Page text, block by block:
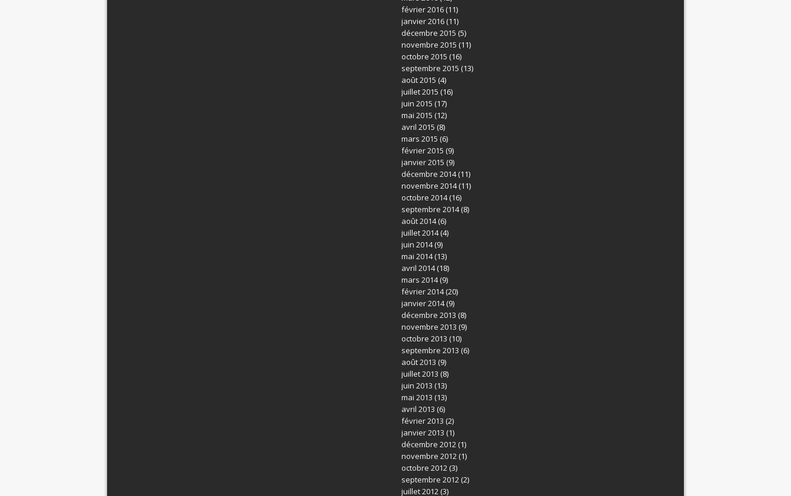
février 2016(11)
janvier 2016(11)
décembre 2015 (5)
novembre 2015 (11)
octobre 2015 (16)
septembre 2015 (13)
août 2015 (4)
juillet 2015 (16)
juin 2015 (17)
mai 2015 (12)
avril 2015 (8)
mars 2015 (6)
février 2015 (9)
janvier 2015 (9)
décembre 2014(11)
novembre 2014(11)
octobre 2014(16)
septembre 2014(8)
août 2014(6)
juillet 2014(4)
juin 2014(9)
mai 2014(13)
avril 2014(18)
mars 2014(9)
février 2014(20)
janvier 2014(9)
décembre 2013 (8)
novembre 2013 (9)
octobre 2013 (10)
septembre 2013 (6)
août 2013 (9)
juillet 2013 (8)
juin 2013 (13)
mai 2013 (13)
avril 2013 (6)
février 2013 (2)
janvier 2013 (1)
décembre 2012(1)
novembre 2012(1)
octobre 2012(3)
septembre 2012(2)
juillet 2012(3)